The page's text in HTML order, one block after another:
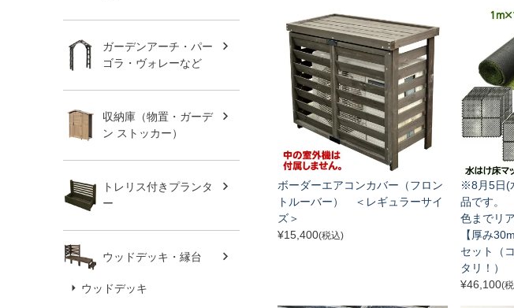
ガーデンアーチ・パー
ゴラ・ヴォレーなど
収納庫（物置・ガーデ
ン ストッカー）
トレリス付きプランタ
ー
ウッドデッキ・縁台
ウッドデッキ
ボーダーエアコンカバー（フロン
トルーバー） ＜レギュラーサイ
ズ＞
¥15,400(税込)
※8月5日(
品です。
色までリ
【厚み
セット（
タリ！）
¥46,100(